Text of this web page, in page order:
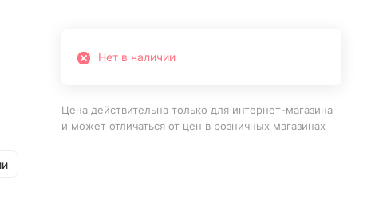
Нет в наличии
Цена действительна только для интернет-магазина
и может отличаться от цен в розничных магазинах